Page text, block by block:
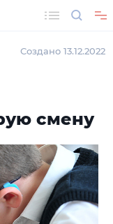
Создано 13.12.2022
смену